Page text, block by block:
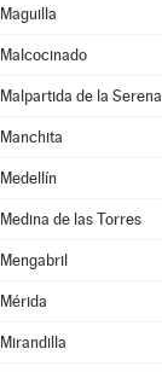
Maguilla
Malcocinado
Malpartida de la Serena
Manchita
Medellín
Medina de las Torres
Mengabril
Mérida
Mirandilla